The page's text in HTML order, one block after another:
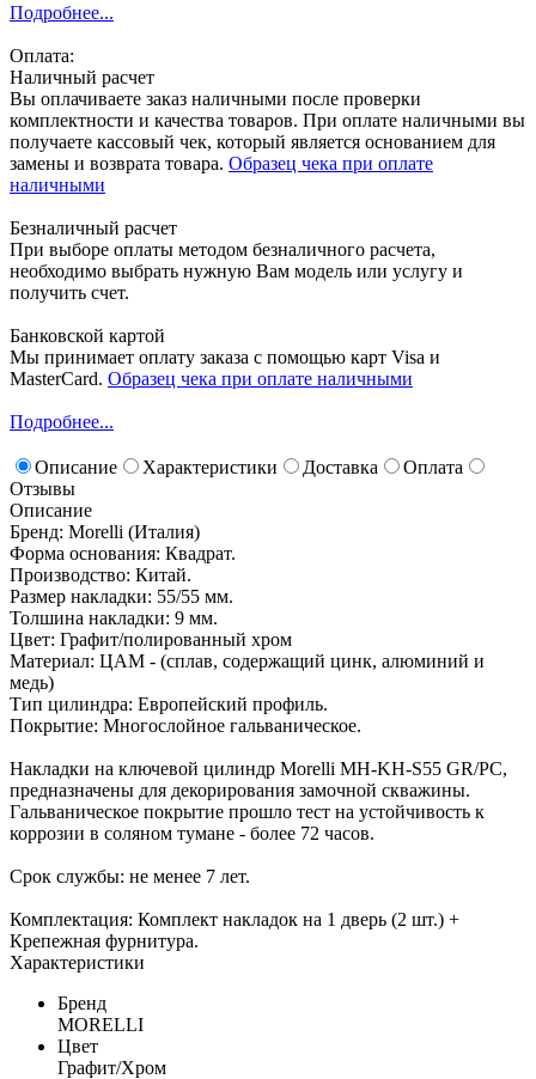
Подробнее...
Оплата:
Наличный расчет
Вы оплачиваете заказ наличными после проверки
комплектности и качества товаров. При оплате наличными вы
получаете кассовый чек, который является основанием для
замены и возврата товара. Образец чека при оплате
наличными
Безналичный расчет
При выборе оплаты методом безналичного расчета,
необходимо выбрать нужную Вам модель или услугу и
получить счет.
Банковской картой
Мы принимает оплату заказа с помощью карт Visa и
MasterCard. Образец чека при оплате наличными
Подробнее...
Описание Характеристики Доставка
Оплата
Отзывы
Описание
Бренд: Morelli (Италия)
Форма основания: Квадрат.
Производство: Китай.
Размер накладки: 55/55 мм.
Толшина накладки: 9 мм.
Цвет: Графит/полированный хром
Материал: ЦАМ - (сплав, содержащий цинк, алюминий и
медь)
Тип цилиндра: Европейский профиль.
Покрытие: Многослойное гальваническое.
Накладки на ключевой цилиндр Morelli MH-KH-S55 GR/PC,
предназначены для декорирования замочной скважины.
Гальваническое покрытие прошло тест на устойчивость к
коррозии в соляном тумане - более 72 часов.
Срок службы: не менее 7 лет.
Комплектация: Комплект накладок на 1 дверь (2 шт.) +
Крепежная фурнитура.
Характеристики
Бренд
MORELLI
Цвет
Графит/Хром